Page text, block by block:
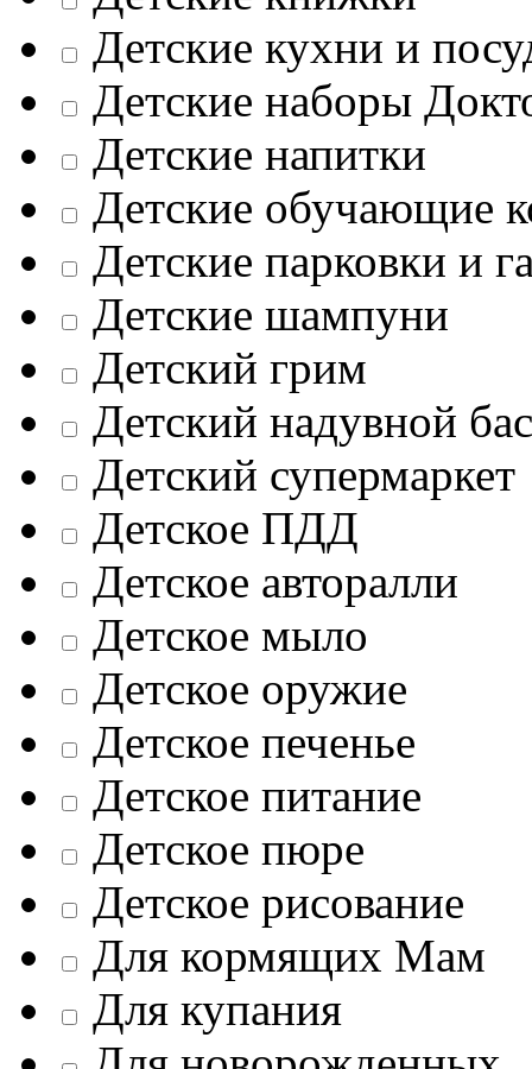
Детские кухни и
Детские наборы
Детские напитки
Детские обучающие
Детские парковки и
Детские шампуни
Детский грим
Детский надувной
Детский супермаркет
Детское ПДД
Детское авторалли
Детское мыло
Детское оружие
Детское печенье
Детское питание
Детское пюре
Детское рисование
Для кормящих Мам
Для купания